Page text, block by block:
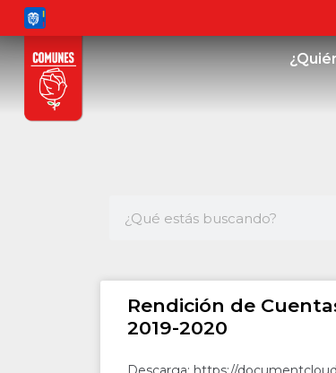
Rendición de
2019-2020